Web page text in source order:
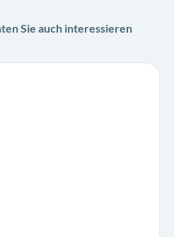
Sie auch interessieren